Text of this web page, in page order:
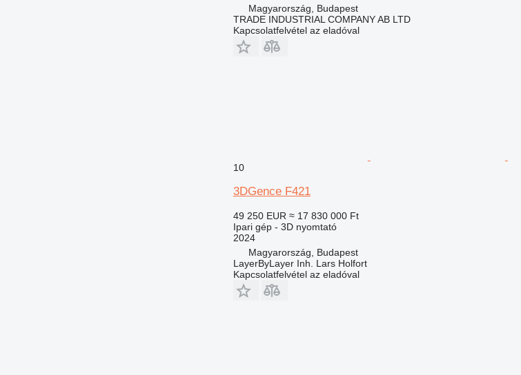
Magyarország, Budapest
TRADE INDUSTRIAL COMPANY AB LTD
Kapcsolatfelvétel az eladóval
10
3DGence F421
49 250 EUR ≈ 17 830 000 Ft
Ipari gép - 3D nyomtató
2024
Magyarország, Budapest
LayerByLayer Inh. Lars Holfort
Kapcsolatfelvétel az eladóval